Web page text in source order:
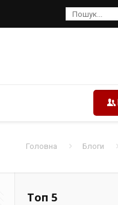
Головна Блоги
Топ 5